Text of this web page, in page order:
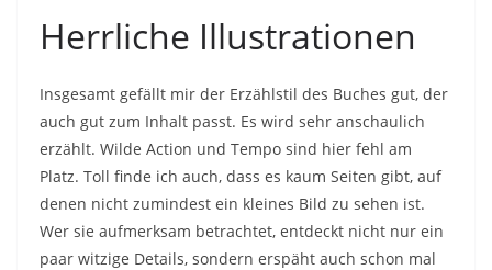
Herrliche Illustrationen
Insgesamt gefällt mir der Erzählstil des Buches gut, der
auch gut zum Inhalt passt. Es wird sehr anschaulich
erzählt. Wilde Action und Tempo sind hier fehl am
Platz. Toll finde ich auch, dass es kaum Seiten gibt, auf
denen nicht zumindest ein kleines Bild zu sehen ist.
Wer sie aufmerksam betrachtet, entdeckt nicht nur ein
paar witzige Details, sondern erspäht auch schon mal